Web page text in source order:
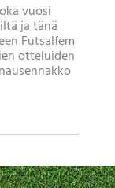
vuosi
ja tänä
Futsalfem
otteluiden